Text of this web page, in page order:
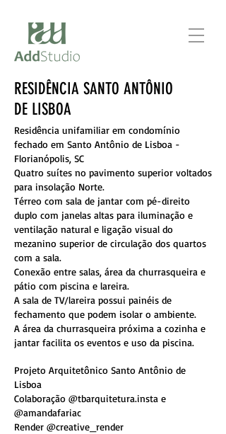
RESIDÊNCIA SANTO ANTÔNIO
DE LISBOA
Residência unifamiliar em condomínio
fechado em Santo Antônio de Lisboa -
Florianópolis, SC
Quatro suítes no pavimento superior voltados
para insolação Norte.
Térreo com sala de jantar com pé-direito
duplo com janelas altas para iluminação e
ventilação natural e ligação visual do
mezanino superior de circulação dos quartos
com a sala.
Conexão entre salas, área da churrasqueira e
pátio com piscina e lareira.
A sala de TV/lareira possui painéis de
fechamento que podem isolar o ambiente.
A área da churrasqueira próxima a cozinha e
jantar facilita os eventos e uso da piscina.
Projeto Arquitetônico Santo Antônio de
Lisboa
Colaboração @tbarquitetura.insta e
@amandafariac
Render @creative_render